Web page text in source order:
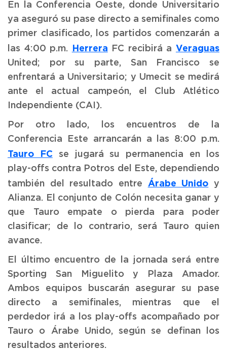
En la Conferencia Oeste, donde Universitario
ya aseguró su pase directo a semifinales como
primer clasificado, los partidos comenzarán a
las 4:00 p.m. Herrera FC recibirá a Veraguas
United; por su parte, San Francisco se
enfrentará a Universitario; y Umecit se medirá
ante el actual campeón, el Club Atlético
Independiente (CAI).
Por otro lado, los encuentros de la
Conferencia Este arrancarán a las 8:00 p.m.
Tauro FCse jugará su permanencia en los
play-offs contra Potros del Este, dependiendo
también del resultado entre Árabe Unido y
Alianza. El conjunto de Colón necesita ganar y
que Tauro empate o pierda para poder
clasificar; de lo contrario, será Tauro quien
avance.
El último encuentro de la jornada será entre
Sporting San Miguelito y Plaza Amador.
Ambos equipos buscarán asegurar su pase
directo a semifinales, mientras que el
perdedor irá a los play-offs acompañado por
Tauro o Árabe Unido, según se definan los
resultados anteriores.